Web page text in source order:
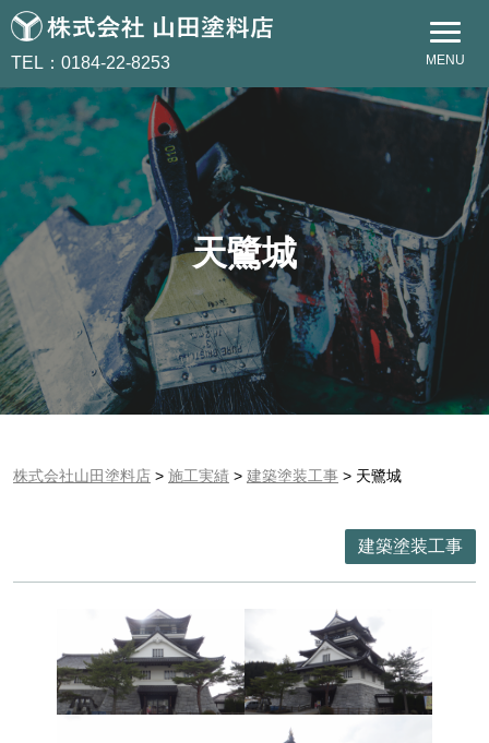
TEL：0184-22-8253 MENU
天鷺城
株式会社山田塗料店 > 施工実績 > 建築塗装工事 > 天鷺城
建築塗装工事